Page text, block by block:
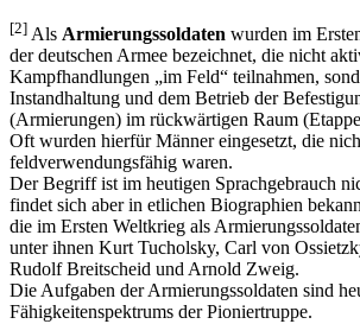
[2] Als Armierungssoldaten wurden im
der deutschen Armee bezeichnet, die nicht
Kampfhandlungen
im Feld
teilnahmen,
Instandhaltung und dem Betrieb der
(Armierungen) im rückwärtigen Raum
Oft wurden hierfür Männer eingesetzt, die
feldverwendungsfähig waren.
Der Begriff ist im heutigen Sprachgebrauch
findet sich aber in etlichen Biographien
die im Ersten Weltkrieg als
unter ihnen Kurt Tucholsky, Carl von
Rudolf Breitscheid und Arnold Zweig.
Die Aufgaben der Armierungssoldaten sind
Fähigkeitenspektrums der Pioniertruppe.